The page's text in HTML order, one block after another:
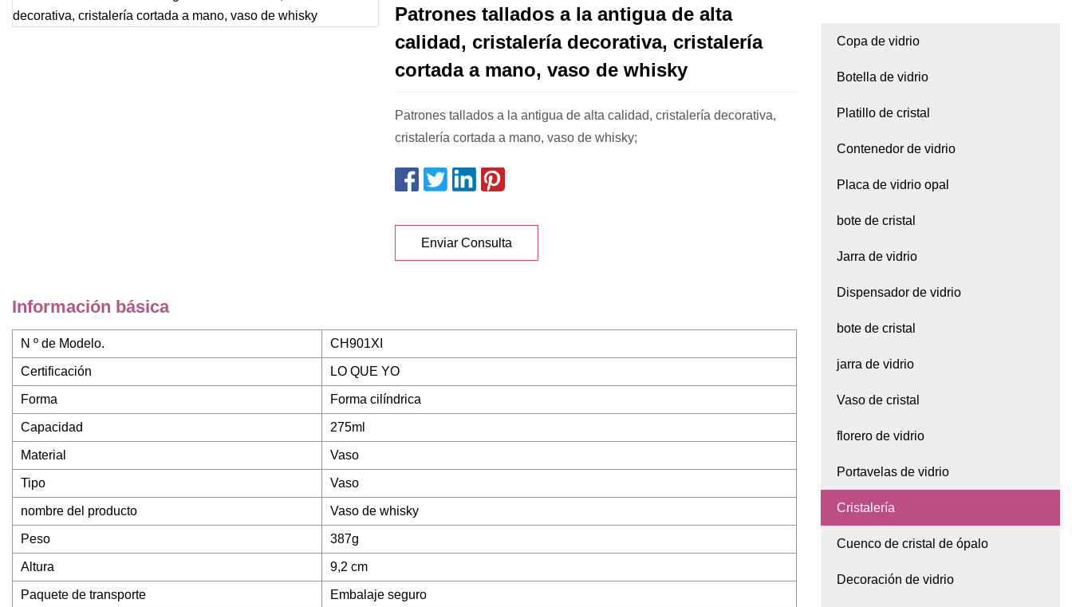
Patrones tallados a la antigua de alta
calidad, cristalería decorativa, cristalería
cortada a mano, vaso de whisky
Patrones tallados a la antigua de alta calidad, cristalería decorativa,
cristalería cortada a mano, vaso de whisky;
Enviar Consulta
Información básica
N º de Modelo. CH901XI
Certificación LO QUE YO
Forma Forma cilíndrica
Capacidad 275ml
Material Vaso
Tipo Vaso
nombre del producto Vaso de whisky
Peso 387g
Altura 9,2 cm
Paquete de transporte Embalaje seguro
Copa de vidrio
Botella de vidrio
Platillo de cristal
Contenedor de vidrio
Placa de vidrio opal
bote de cristal
Jarra de vidrio
Dispensador de vidrio
bote de cristal
jarra de vidrio
Vaso de cristal
florero de vidrio
Portavelas de vidrio
Cristalería
Cuenco de cristal de ópalo
Decoración de vidrio